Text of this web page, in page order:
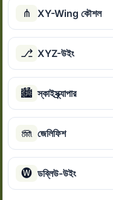
⋔ XY-Wing কৌশল
⎇ XYZ-উইং
🏙 স্কাইস্ক্র্যাপার
🪼 জেলিফিশ
🅦 ডব্লিউ-উইং